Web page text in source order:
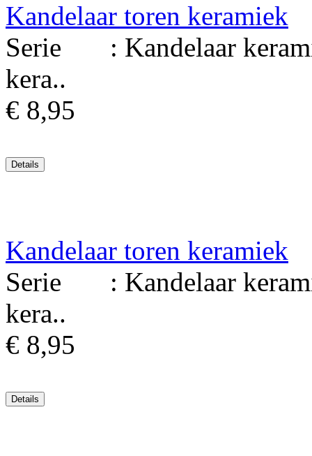
Kandelaar toren keramiek
Serie : Kandelaar
kera..
€ 8,95
Kandelaar toren keramiek
Serie : Kandelaar
kera..
€ 8,95